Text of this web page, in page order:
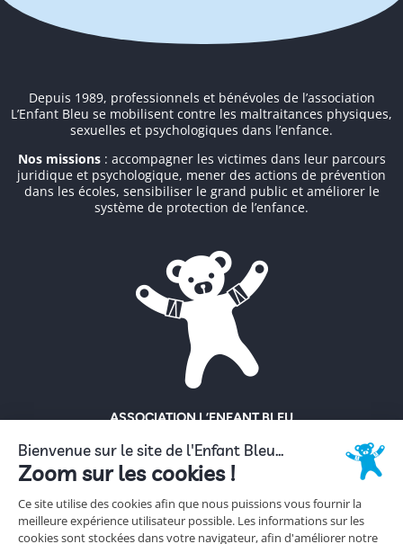
Depuis 1989, professionnels et bénévoles de l’association
L’Enfant Bleu se mobilisent contre les maltraitances physiques,
sexuelles et psychologiques dans l’enfance.
Nos missions: accompagner les victimes dans leur parcours
juridique et psychologique, mener des actions de prévention
dans les écoles, sensibiliser le grand public et améliorer le
système de protection de l’enfance.
ASSOCIATION L’ENFANT BLEU
18 rue Hoche
92130 Issy-Les-Moulineaux
Tél. 01 56 56 62 62